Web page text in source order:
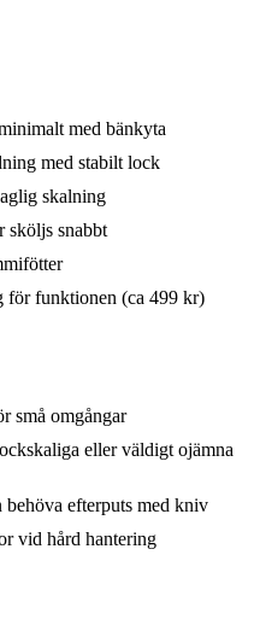
med bänkyta
med stabilt lock
skalning
sköljs snabbt
för funktionen (ca 499 kr)
små omgångar
eller väldigt ojämna
efterputs med kniv
vid hård hantering